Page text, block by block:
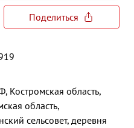
Поделиться
Костромская область,
область,
сельсовет, деревня